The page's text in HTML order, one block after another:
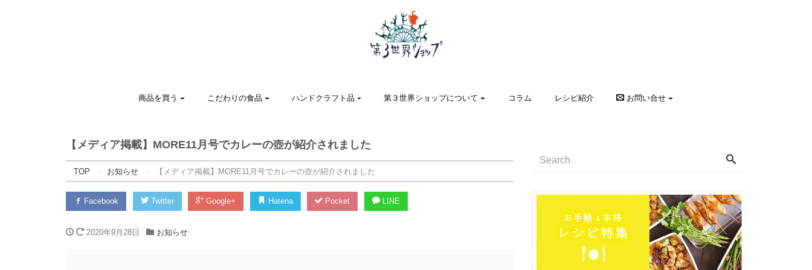
商品を買う こだわりの食品 ハンドクラフト品 第３世界ショップについて コラム レシピ紹介 お問い合せ
【メディア掲載】MORE11月号でカレーの壺が紹介されました
TOP お知らせ 【メディア掲載】MORE11月号でカレーの壺が紹介されました
Facebook Twitter Google+ Hatena Pocket LINE
2020年9月28日 お知らせ